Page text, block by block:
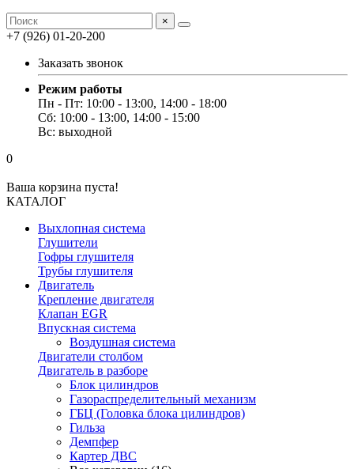
×
+7 (926) 01-20-200
Заказать звонок
Режим работы
Пн - Пт: 10:00 - 13:00, 14:00 - 18:00
Сб: 10:00 - 13:00, 14:00 - 15:00
Вс: выходной
0
Ваша корзина пуста!
КАТАЛОГ
Выхлопная система
Глушители
Гофры глушителя
Трубы глушителя
Двигатель
Крепление двигателя
Клапан EGR
Впускная система
Воздушная система
Двигатели столбом
Двигатель в разборе
Блок цилиндров
Газораспределительный механизм
ГБЦ (Головка блока цилиндров)
Гильза
Демпфер
Картер ДВС